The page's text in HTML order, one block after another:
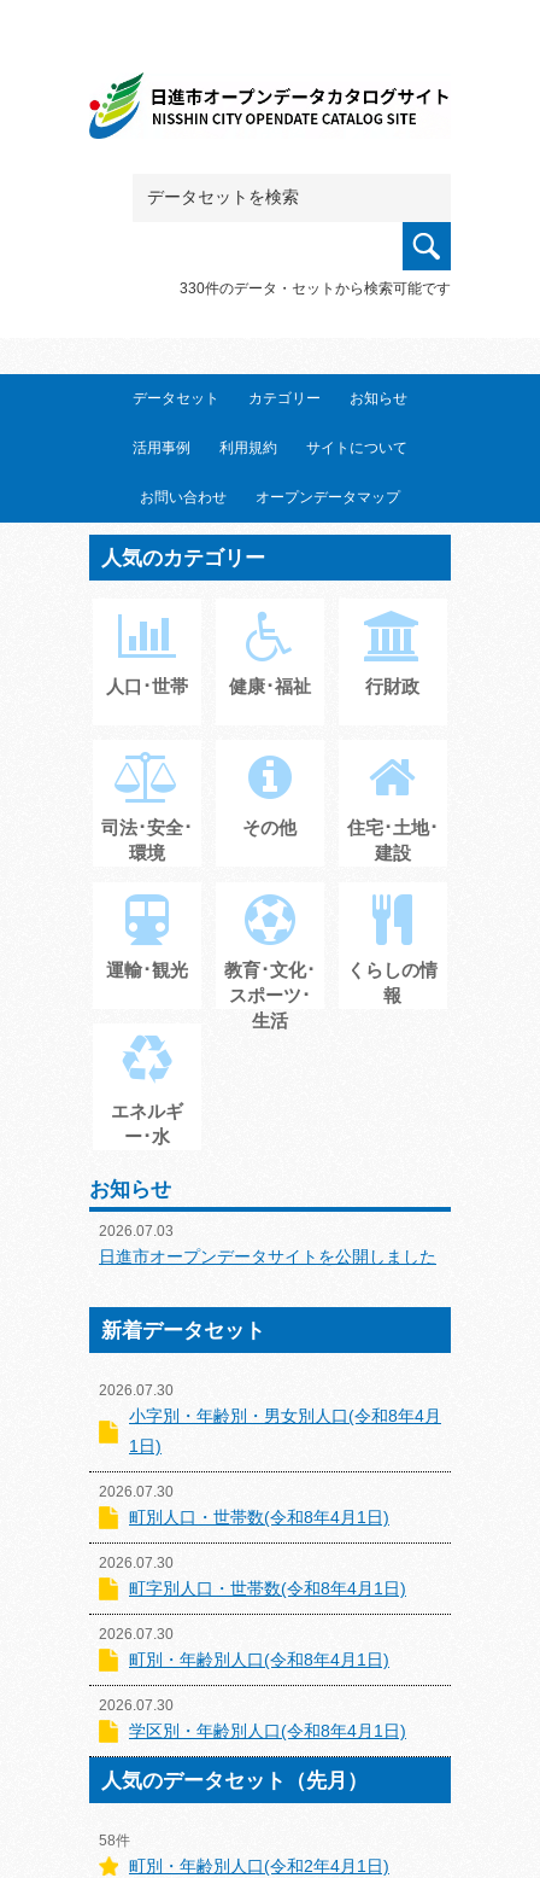
330件のデータ・セットから検索可能です
データセット カテゴリー お知らせ
活用事例 利用規約 サイトについて
お問い合わせ オープンデータマップ
人気のカテゴリー
人口･世帯 健康･福祉 行財政
司法･安全･
環境
その他
住宅･土地･
建設
運輸･観光
教育･文化･
スポーツ･
生活
くらしの情
報
エネルギ
ー･水
お知らせ
2026.07.03
日進市オープンデータサイトを公開しました
新着データセット
2026.07.30
小字別・年齢別・男女別人口(令和8年4月
1日)
2026.07.30
町別人口・世帯数(令和8年4月1日)
2026.07.30
町字別人口・世帯数(令和8年4月1日)
2026.07.30
町別・年齢別人口(令和8年4月1日)
2026.07.30
学区別・年齢別人口(令和8年4月1日)
人気のデータセット（先月）
58件
町別・年齢別人口(令和2年4月1日)